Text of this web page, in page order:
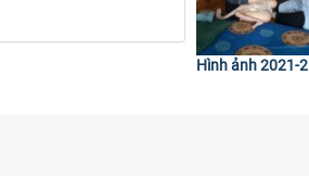
Hình ảnh 2021-2